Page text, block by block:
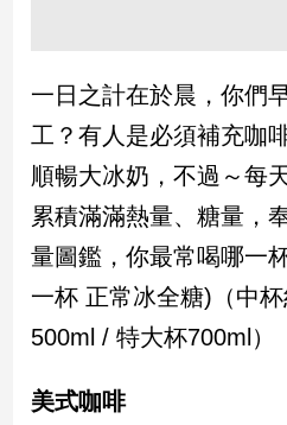
政
治
焦
觀
點
民
國
一日之計在於晨，你們
工？有人是必須補充咖
順暢大冰奶，不過～每
累積滿滿熱量、糖量，
量圖鑑，你最常喝哪一
一杯 正常冰全糖)（中
500ml / 特大杯700ml）
美式咖啡